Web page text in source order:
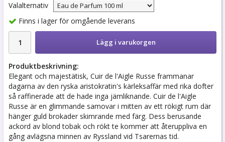
Valalternativ
Finns i lager för omgående leverans
Lägg i varukorgen
Produktbeskrivning:
Elegant och majestätisk, Cuir de l'Aigle Russe frammanar
dagarna av den ryska aristokratin's kärleksaffär med rika dofter
så raffinerade att de hade inga jämliknande. Cuir de l'Aigle
Russe är en glimmande samovar i mitten av ett rökigt rum där
hänger guld brokader skimrande med färg. Dess berusande
ackord av blond tobak och rökt te kommer att återuppliva en
gång avlägsna minnen av Ryssland vid Tsarernas tid.